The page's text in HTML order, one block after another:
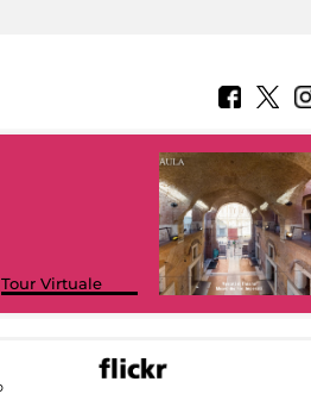
Tour Virtuale